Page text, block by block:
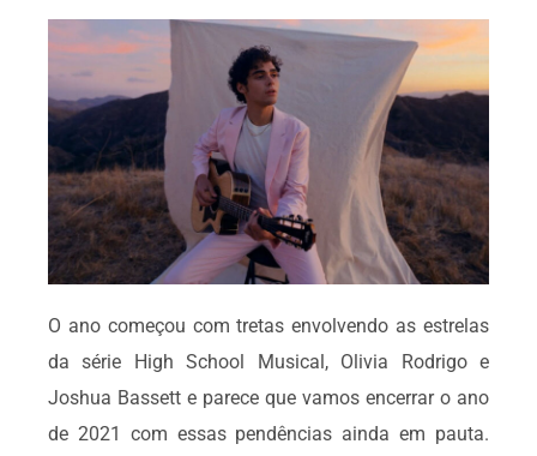
O ano começou com tretas envolvendo as estrelas
da série High School Musical, Olivia Rodrigo e
Joshua Bassett e parece que vamos encerrar o ano
de 2021 com essas pendências ainda em pauta.